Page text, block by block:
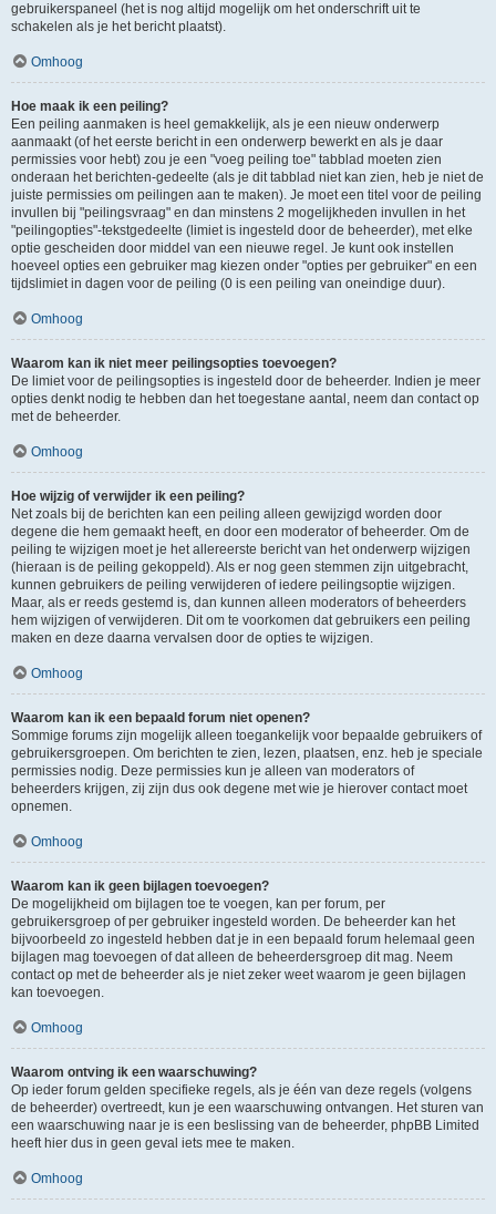
gebruikerspaneel (het is nog altijd mogelijk om het onderschrift uit te
schakelen als je het bericht plaatst).
Omhoog
Hoe maak ik een peiling?
Een peiling aanmaken is heel gemakkelijk, als je een nieuw onderwerp
aanmaakt (of het eerste bericht in een onderwerp bewerkt en als je daar
permissies voor hebt) zou je een "voeg peiling toe" tabblad moeten zien
onderaan het berichten-gedeelte (als je dit tabblad niet kan zien, heb je niet de
juiste permissies om peilingen aan te maken). Je moet een titel voor de peiling
invullen bij "peilingsvraag" en dan minstens 2 mogelijkheden invullen in het
"peilingopties"-tekstgedeelte (limiet is ingesteld door de beheerder), met elke
optie gescheiden door middel van een nieuwe regel. Je kunt ook instellen
hoeveel opties een gebruiker mag kiezen onder "opties per gebruiker" en een
tijdslimiet in dagen voor de peiling (0 is een peiling van oneindige duur).
Omhoog
Waarom kan ik niet meer peilingsopties toevoegen?
De limiet voor de peilingsopties is ingesteld door de beheerder. Indien je meer
opties denkt nodig te hebben dan het toegestane aantal, neem dan contact op
met de beheerder.
Omhoog
Hoe wijzig of verwijder ik een peiling?
Net zoals bij de berichten kan een peiling alleen gewijzigd worden door
degene die hem gemaakt heeft, en door een moderator of beheerder. Om de
peiling te wijzigen moet je het allereerste bericht van het onderwerp wijzigen
(hieraan is de peiling gekoppeld). Als er nog geen stemmen zijn uitgebracht,
kunnen gebruikers de peiling verwijderen of iedere peilingsoptie wijzigen.
Maar, als er reeds gestemd is, dan kunnen alleen moderators of beheerders
hem wijzigen of verwijderen. Dit om te voorkomen dat gebruikers een peiling
maken en deze daarna vervalsen door de opties te wijzigen.
Omhoog
Waarom kan ik een bepaald forum niet openen?
Sommige forums zijn mogelijk alleen toegankelijk voor bepaalde gebruikers of
gebruikersgroepen. Om berichten te zien, lezen, plaatsen, enz. heb je speciale
permissies nodig. Deze permissies kun je alleen van moderators of
beheerders krijgen, zij zijn dus ook degene met wie je hierover contact moet
opnemen.
Omhoog
Waarom kan ik geen bijlagen toevoegen?
De mogelijkheid om bijlagen toe te voegen, kan per forum, per
gebruikersgroep of per gebruiker ingesteld worden. De beheerder kan het
bijvoorbeeld zo ingesteld hebben dat je in een bepaald forum helemaal geen
bijlagen mag toevoegen of dat alleen de beheerdersgroep dit mag. Neem
contact op met de beheerder als je niet zeker weet waarom je geen bijlagen
kan toevoegen.
Omhoog
Waarom ontving ik een waarschuwing?
Op ieder forum gelden specifieke regels, als je één van deze regels (volgens
de beheerder) overtreedt, kun je een waarschuwing ontvangen. Het sturen van
een waarschuwing naar je is een beslissing van de beheerder, phpBB Limited
heeft hier dus in geen geval iets mee te maken.
Omhoog